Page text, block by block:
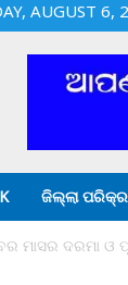
AUGUST 6,
ଜିଲ୍ଲା
ମାସର ଦରମା ଓ